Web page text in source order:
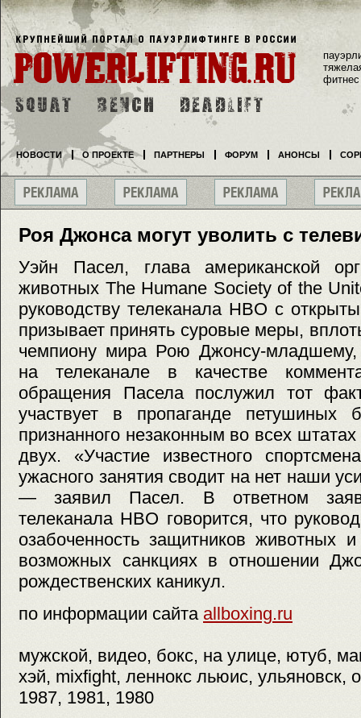
Роя Джонса могут уволить с
Уэйн Пасел, глава американской
животных The Humane Society of the
руководству телеканала HBO с
призывает принять суровые меры,
чемпиону мира Рою Джонсу-
на телеканале в качестве
обращения Пасела послужил тот
участвует в пропаганде петушиных
признанного незаконным во всех
двух. «Участие известного
ужасного занятия сводит на нет наши
— заявил Пасел. В ответном
телеканала HBO говорится, что
озабоченность защитников животных
возможных санкциях в отношении
рождественских каникул.
по информации сайта allboxing.ru
мужской, видео, бокс, на улице, ютуб,
хэй, mixfight, леннокс льюис, ульяновск,
1987, 1981, 1980
фитнес
НОВОСТИ О ПРОЕКТЕ ПАРТНЕРЫ ФОРУМ АНОНСЫ